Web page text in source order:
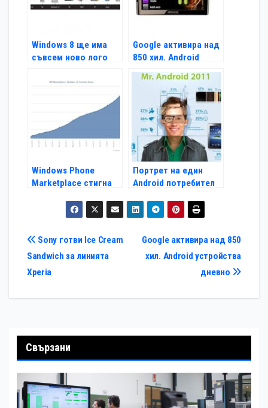
Windows 8 ще има
съвсем ново лого
Google активира над
850 хил. Android
устройства дневно
Windows Phone
Marketplace стигна
Портрет на един
Android потребител
Навигация
Google активира над 850
хил. Android устройства
дневно
Sony готви Ice Cream
Sandwich за линията
Xperia
Свързани